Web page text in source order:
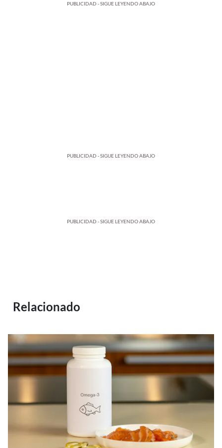
PUBLICIDAD - SIGUE LEYENDO ABAJO
PUBLICIDAD - SIGUE LEYENDO ABAJO
PUBLICIDAD - SIGUE LEYENDO ABAJO
Relacionado